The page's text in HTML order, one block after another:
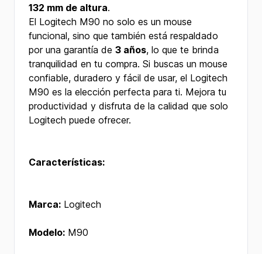
132 mm de altura.
El Logitech M90 no solo es un mouse
funcional, sino que también está respaldado
por una garantía de 3 años, lo que te brinda
tranquilidad en tu compra. Si buscas un mouse
confiable, duradero y fácil de usar, el Logitech
M90 es la elección perfecta para ti. Mejora tu
productividad y disfruta de la calidad que solo
Logitech puede ofrecer.
Características:
Marca: Logitech
Modelo: M90